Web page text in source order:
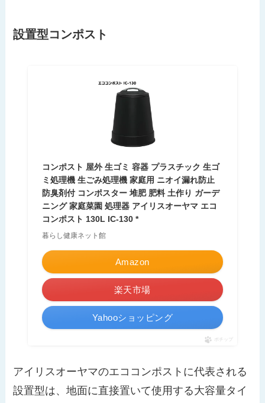
設置型コンポスト
コンポスト 屋外 生ゴミ 容器 プラスチック 生ゴ
ミ処理機 生ごみ処理機 家庭用 ニオイ漏れ防止
防臭剤付 コンポスター 堆肥 肥料 土作り ガーデ
ニング 家庭菜園 処理器 アイリスオーヤマ エコ
コンポスト 130L IC-130 *
暮らし健康ネット館
Amazon
楽天市場
Yahooショッピング
ポチップ
アイリスオーヤマのエココンポストに代表される
設置型は、地面に直接置いて使用する大容量タイ